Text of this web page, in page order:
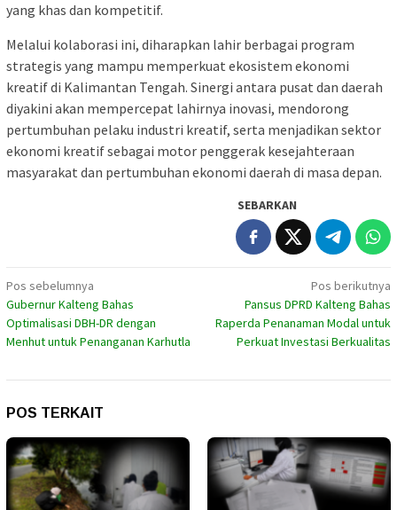
yang khas dan kompetitif.
Melalui kolaborasi ini, diharapkan lahir berbagai program
strategis yang mampu memperkuat ekosistem ekonomi
kreatif di Kalimantan Tengah. Sinergi antara pusat dan daerah
diyakini akan mempercepat lahirnya inovasi, mendorong
pertumbuhan pelaku industri kreatif, serta menjadikan sektor
ekonomi kreatif sebagai motor penggerak kesejahteraan
masyarakat dan pertumbuhan ekonomi daerah di masa depan.
SEBARKAN
Navigasi
pos
Pos sebelumnya
Gubernur Kalteng Bahas
Optimalisasi DBH-DR dengan
Menhut untuk Penanganan Karhutla
Pos berikutnya
Pansus DPRD Kalteng Bahas
Raperda Penanaman Modal untuk
Perkuat Investasi Berkualitas
POS TERKAIT